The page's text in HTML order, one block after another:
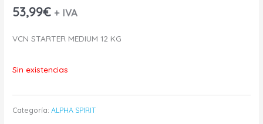
53,99€ + IVA
VCN STARTER MEDIUM 12 KG
Sin existencias
Categoría:ALPHA SPIRIT